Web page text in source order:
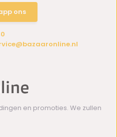
ons
en promoties. We zullen